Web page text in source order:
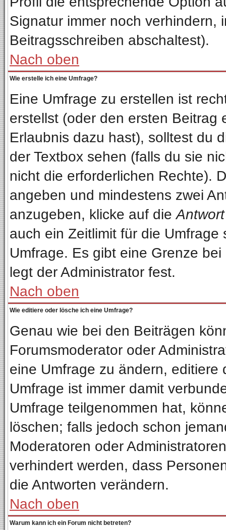
Signatur immer noch verhindern,
Beitragsschreiben abschaltest).
Nach oben
Wie erstelle ich eine Umfrage?
Eine Umfrage zu erstellen ist
erstellst (oder den ersten Beitrag
Erlaubnis dazu hast), solltest du
der Textbox sehen (falls du sie
nicht die erforderlichen Rechte).
angeben und mindestens zwei
anzugeben, klicke auf die
auch ein Zeitlimit für die
Umfrage. Es gibt eine Grenze
legt der Administrator fest.
Nach oben
Wie editiere oder lösche ich eine Umfrage?
Genau wie bei den Beiträgen
Forumsmoderator oder
eine Umfrage zu ändern,
Umfrage ist immer damit
Umfrage teilgenommen hat,
löschen; falls jedoch schon
Moderatoren oder
verhindert werden, dass
die Antworten verändern.
Nach oben
Warum kann ich ein Forum nicht betreten?